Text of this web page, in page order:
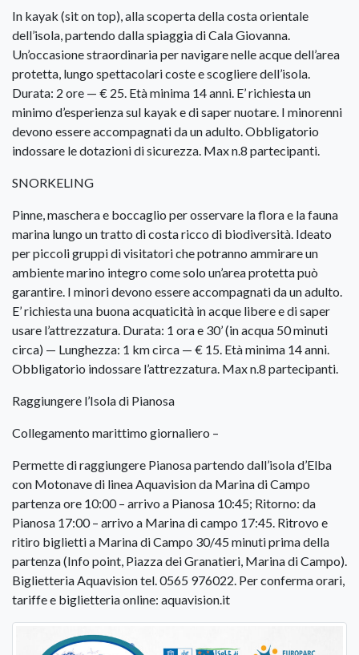
In kayak (sit on top), alla scoperta della costa orientale
dell’isola, partendo dalla spiaggia di Cala Giovanna.
Un’occasione straordinaria per navigare nelle acque dell’area
protetta, lungo spettacolari coste e scogliere dell’isola.
Durata: 2 ore — € 25. Età minima 14 anni. E’ richiesta un
minimo d’esperienza sul kayak e di saper nuotare. I minorenni
devono essere accompagnati da un adulto. Obbligatorio
indossare le dotazioni di sicurezza. Max n.8 partecipanti.
SNORKELING
Pinne, maschera e boccaglio per osservare la flora e la fauna
marina lungo un tratto di costa ricco di biodiversità. Ideato
per piccoli gruppi di visitatori che potranno ammirare un
ambiente marino integro come solo un’area protetta può
garantire. I minori devono essere accompagnati da un adulto.
E’ richiesta una buona acquaticità in acque libere e di saper
usare l’attrezzatura. Durata: 1 ora e 30’ (in acqua 50 minuti
circa) — Lunghezza: 1 km circa — € 15. Età minima 14 anni.
Obbligatorio indossare l’attrezzatura. Max n.8 partecipanti.
Raggiungere l’Isola di Pianosa
Collegamento marittimo giornaliero –
Permette di raggiungere Pianosa partendo dall’isola d’Elba
con Motonave di linea Aquavision da Marina di Campo
partenza ore 10:00 – arrivo a Pianosa 10:45; Ritorno: da
Pianosa 17:00 – arrivo a Marina di campo 17:45. Ritrovo e
ritiro biglietti a Marina di Campo 30/45 minuti prima della
partenza (Info point, Piazza dei Granatieri, Marina di Campo).
Biglietteria Aquavision tel. 0565 976022. Per conferma orari,
tariffe e biglietteria online: aquavision.it